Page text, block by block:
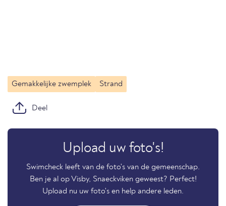
Gemakkelijke zwemplek Strand
Deel
Upload uw foto's!
Swimcheck leeft van de foto's van de gemeenschap.
Ben je al op Visby, Snaeckviken geweest? Perfect!
Upload nu uw foto's en help andere leden.